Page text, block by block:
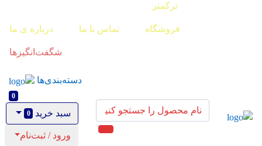
ترکمتر
فروشگاه تماس با ما درباره ی ما
شگفت‌انگیزها
دسته‌بندی‌ها
0
سبد خرید 0
ورود / ثبت‌نام